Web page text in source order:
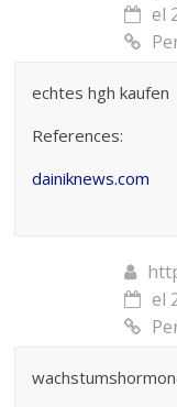
el
echtes hgh kaufen
References:
dainiknews.com
el